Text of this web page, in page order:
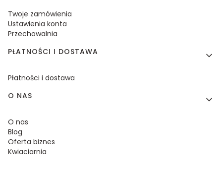
Twoje zamówienia
Ustawienia konta
Przechowalnia
PŁATNOŚCI I DOSTAWA
Płatności i dostawa
O NAS
O nas
Blog
Oferta biznes
Kwiaciarnia